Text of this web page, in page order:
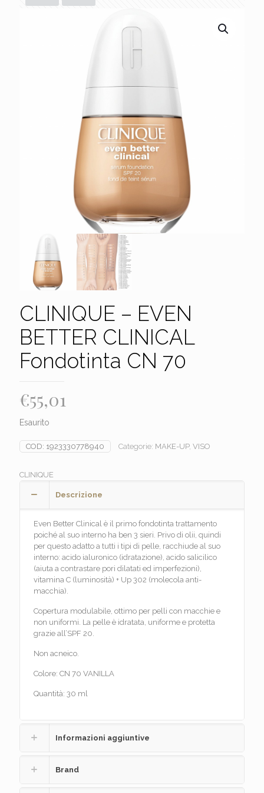
CLINIQUE – EVEN
BETTER CLINICAL
Fondotinta CN 70
€55,01
Esaurito
COD: 1923330778940 Categorie: MAKE-UP, VISO
CLINIQUE
Descrizione
Even Better Clinical è il primo fondotinta trattamento
poiché al suo interno ha ben 3 sieri. Privo di olii, quindi
per questo adatto a tutti i tipi di pelle, racchiude al suo
interno: acido ialuronico (idratazione), acido salicilico
(aiuta a contrastare pori dilatati ed imperfezioni),
vitamina C (luminosità) + Up 302 (molecola anti-
macchia).
Copertura modulabile, ottimo per pelli con macchie e
non uniformi. La pelle è idratata, uniforme e protetta
grazie all’SPF 20.
Non acneico.
Colore: CN 70 VANILLA
Quantità: 30 ml
Informazioni aggiuntive
Brand